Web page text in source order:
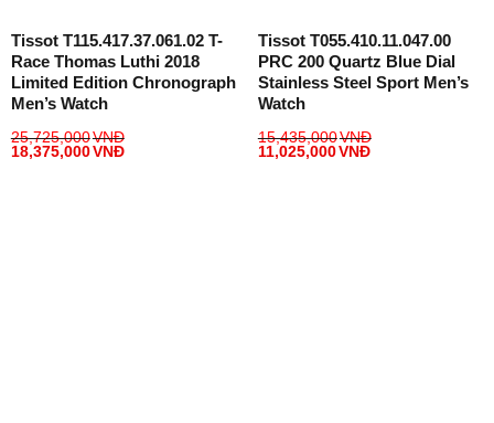
Tissot T115.417.37.061.02 T-
Race Thomas Luthi 2018
Limited Edition Chronograph
Men’s Watch
25,725,000VNĐ
18,375,000VNĐ
Tissot T055.410.11.047.00
PRC 200 Quartz Blue Dial
Stainless Steel Sport Men’s
Watch
15,435,000VNĐ
11,025,000VNĐ